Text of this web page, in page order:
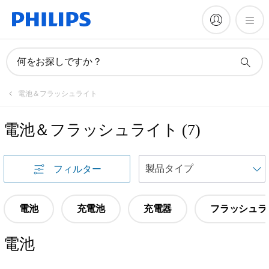
何をお探しですか？
電池＆フラッシュライト
電池＆フラッシュライト (7)
フィルター
電池 充電池 充電器 フラッシュラ
電池